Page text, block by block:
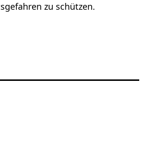
zu schützen.